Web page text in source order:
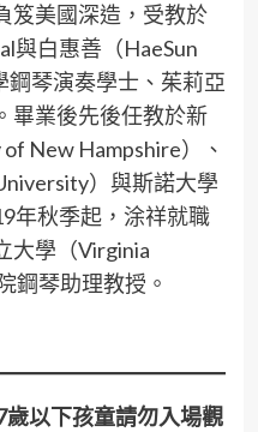
笈美國深造，受教於
與白惠善（HaeSun
鋼琴演奏學士、茱莉亞
畢業後先後任教於新
New Hampshire）、
）與斯諾大學
年秋季起，涂祥就職
大學（Virginia
鋼琴助理教授。
以下孩童請勿入場觀